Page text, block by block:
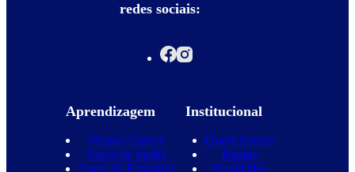
redes sociais:
Aprendizagem
Nossos Cursos
Curso de Inglês
Curso de Espanhol
Institucional
Quem Somos
Equipe
Novidades